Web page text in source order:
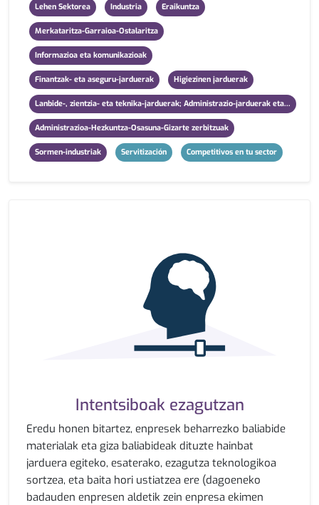
Lehen Sektorea Industria Eraikuntza
Merkataritza-Garraioa-Ostalaritza
Informazioa eta komunikazioak
Finantzak- eta aseguru-jarduerak Higiezinen jarduerak
Lanbide-, zientzia- eta teknika-jarduerak; Administrazio-jarduerak eta...
Administrazioa-Hezkuntza-Osasuna-Gizarte zerbitzuak
Sormen-industriak Servitización Competitivos en tu sector
Intentsiboak ezagutzan
Eredu honen bitartez, enpresek beharrezko baliabide
materialak eta giza baliabideak dituzte hainbat
jarduera egiteko, esaterako, ezagutza teknologikoa
sortzea, eta baita hori ustiatzea ere (dagoeneko
badauden enpresen aldetik zein enpresa ekimen